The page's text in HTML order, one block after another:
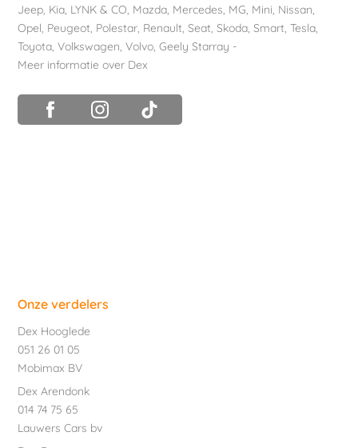
Jeep, Kia, LYNK & CO, Mazda, Mercedes, MG, Mini, Nissan,
Opel, Peugeot, Polestar, Renault,Seat,Skoda,Smart,Tesla,
Toyota,Volkswagen,Volvo,Geely Starray -
Meer informatie over Dex
Onze verdelers
Dex Hooglede
051 26 01 05
Mobimax BV
Dex Arendonk
014 74 75 65
Lauwers Cars bv